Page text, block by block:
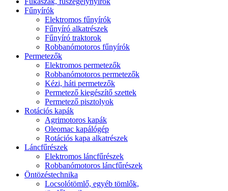
Fűnyírók
Elektromos fűnyírók
Fűnyíró alkatrészek
Fűnyíró traktorok
Robbanómotoros fűnyírók
Permetezők
Elektromos permetezők
Robbanómotoros permetezők
Kézi, háti permetezők
Permetező kiegészítő szettek
Permetező pisztolyok
Rotációs kapák
Agrimotoros kapák
Oleomac kapálógép
Rotációs kapa alkatrészek
Láncfűrészek
Elektromos láncfűrészek
Robbanómotoros láncfűrészek
Öntözéstechnika
Locsolótömlő, egyéb tömlők,